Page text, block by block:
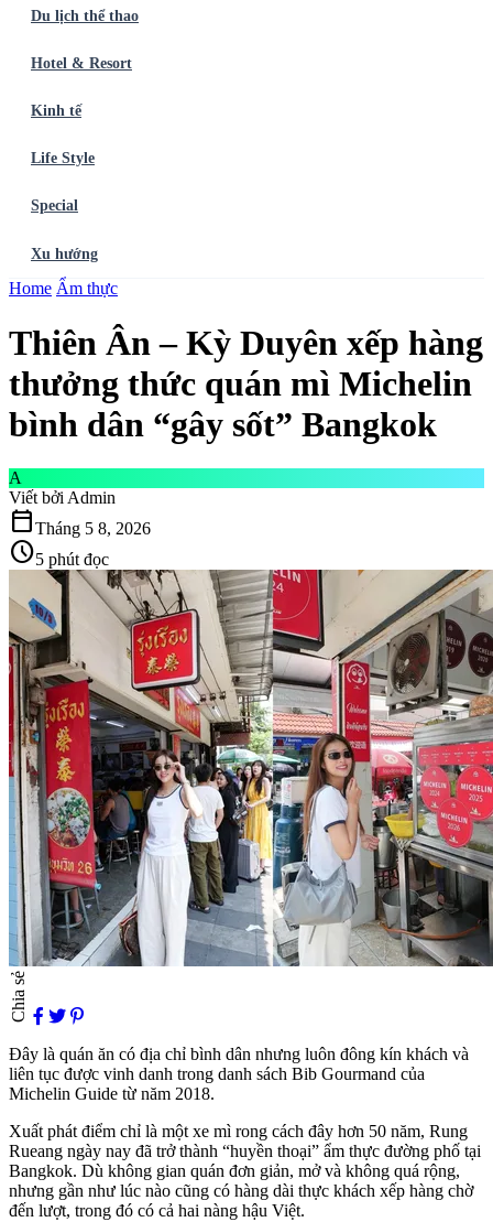
Du lịch thể thao
Hotel & Resort
Kinh tế
Life Style
Special
Xu hướng
Trang chủ Ẩm thực
KÝ NGAY
Home Ẩm thực
Thiên Ân – Kỳ Duyên xếp hàng
thưởng thức quán mì Michelin
bình dân “gây sốt” Bangkok
A
Viết bởi Admin
calendar_todayTháng 5 8, 2026
schedule5 phút đọc
Chia sẻ
Đây là quán ăn có địa chỉ bình dân nhưng luôn đông kín khách và
liên tục được vinh danh trong danh sách Bib Gourmand của
Michelin Guide từ năm 2018.
Xuất phát điểm chỉ là một xe mì rong cách đây hơn 50 năm, Rung
Rueang ngày nay đã trở thành “huyền thoại” ẩm thực đường phố tại
Bangkok. Dù không gian quán đơn giản, mở và không quá rộng,
nhưng gần như lúc nào cũng có hàng dài thực khách xếp hàng chờ
đến lượt, trong đó có cả hai nàng hậu Việt.